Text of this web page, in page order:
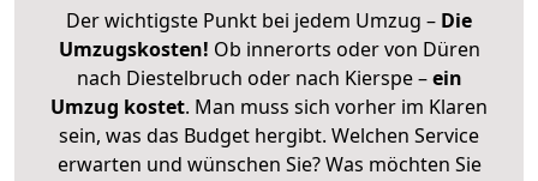
Der wichtigste Punkt bei jedem Umzug – Die
Umzugskosten! Ob innerorts oder von Düren
nach Diestelbruch oder nach Kierspe –ein
Umzug kostet. Man muss sich vorher im Klaren
sein, was das Budget hergibt. Welchen Service
erwarten und wünschen Sie? Was möchten Sie